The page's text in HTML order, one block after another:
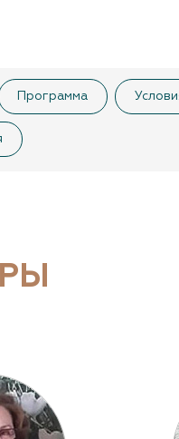
Программа